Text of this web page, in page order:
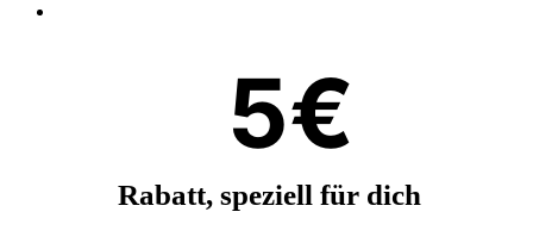
5€
Rabatt, speziell für dich